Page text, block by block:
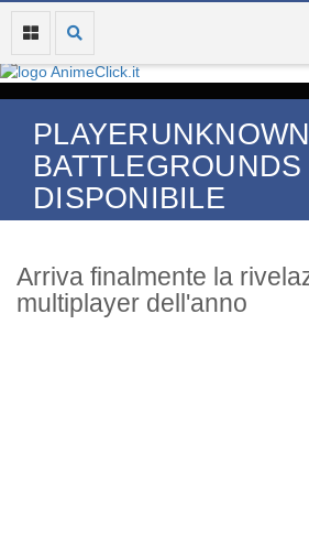
DISPONIBILE
Arriva finalmente la
multiplayer dell'anno